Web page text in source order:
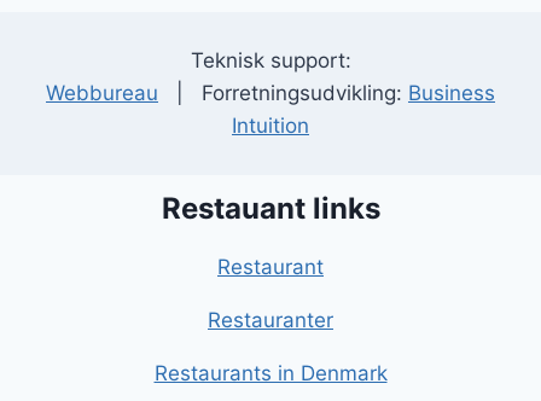
Teknisk support:
Webbureau | Forretningsudvikling: Business
Intuition
Restauant links
Restaurant
Restauranter
Restaurants in Denmark